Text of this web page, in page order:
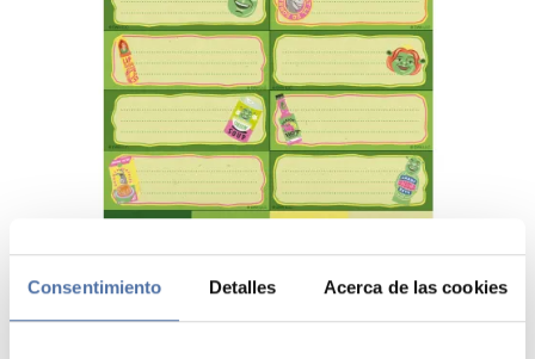
Consentimiento Detalles Acerca de las cookies